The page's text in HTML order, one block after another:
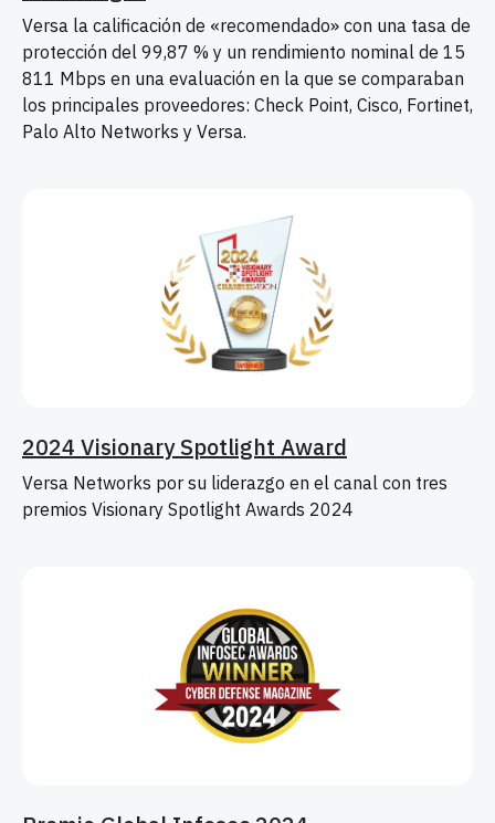
Versa la calificación de «recomendado» con una tasa de
protección del 99,87 % y un rendimiento nominal de 15
811 Mbps en una evaluación en la que se comparaban
los principales proveedores: Check Point, Cisco, Fortinet,
Palo Alto Networks y Versa.
2024 Visionary Spotlight Award
Versa Networks por su liderazgo en el canal con tres
premios Visionary Spotlight Awards 2024